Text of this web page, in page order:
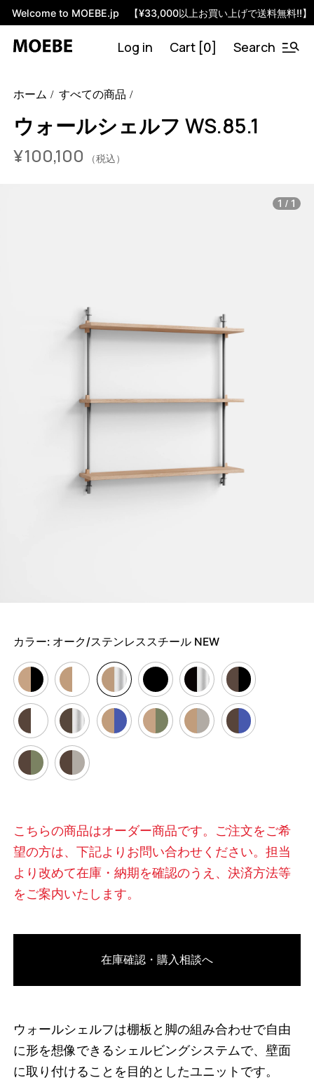
Welcome to MOEBE.jp 【¥33,000以上お買い上げで送料無料!!】
Log in Cart [0] Search
ws-85-1?variant=46594685370600
WS.85.1.OA.BL
0
WS.85.1.OA.WH0
ホーム すべての商品
ウォールシェルフ WS.85.1
¥100,100 （税込）
1 / 1
カラー: オーク/ステンレススチール NEW
こちらの商品はオーダー商品です。ご注文をご希
望の方は、下記よりお問い合わせください。担当
より改めて在庫・納期を確認のうえ、決済方法等
をご案内いたします。
在庫確認・購入相談へ
ウォールシェルフは棚板と脚の組み合わせで自由
に形を想像できるシェルビングシステムで、壁面
に取り付けることを目的としたユニットです。